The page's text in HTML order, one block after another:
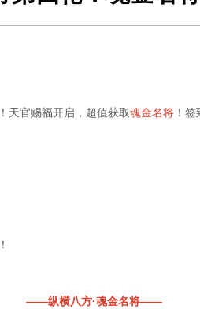
天官赐福开启，超值获取魂金名将 ！
——纵横八方·魂金名将——